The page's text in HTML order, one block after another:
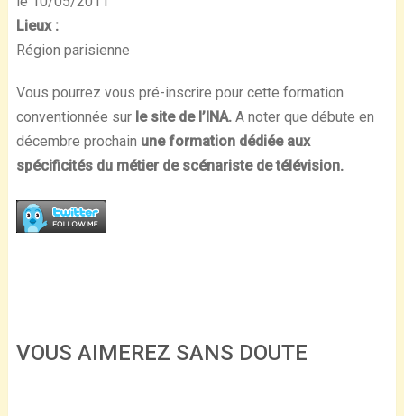
Lieux :
Région parisienne
Vous pourrez vous pré-inscrire pour cette formation
conventionnée surle site de l’INA. A noter que débute en
décembre prochain une formation dédiée aux
spécificités du métier de scénariste de télévision.
VOUS AIMEREZ SANS DOUTE